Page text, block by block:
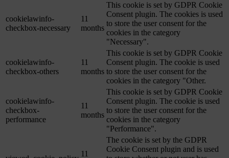
cookielawinfo-
checkbox-necessary
11
months
This cookie is set by GDPR Cookie
Consent plugin. The cookies is used
to store the user consent for the
cookies in the category
"Necessary".
cookielawinfo-
checkbox-others
11
months
This cookie is set by GDPR Cookie
Consent plugin. The cookie is used
to store the user consent for the
cookies in the category "Other.
cookielawinfo-
checkbox-
performance
11
months
This cookie is set by GDPR Cookie
Consent plugin. The cookie is used
to store the user consent for the
cookies in the category
"Performance".
11
The cookie is set by the GDPR
Cookie Consent plugin and is used